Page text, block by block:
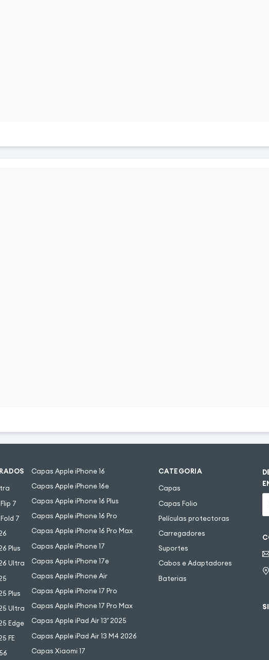
7
7
Plus
Ultra
Plus
Ultra
Edge
FE
Capas Apple iPhone 16
Capas Apple iPhone 16e
Capas Apple iPhone 16 Plus
Capas Apple iPhone 16 Pro
Capas Apple iPhone 16 Pro Max
Capas Apple iPhone 17
Capas Apple iPhone 17e
Capas Apple iPhone Air
Capas Apple iPhone 17 Pro
Capas Apple iPhone 17 Pro Max
Capas Apple iPad Air 13’ 2025
Capas Apple iPad Air 13 M4 2026
Capas Xiaomi 17
CATEGORIA
Capas
Capas Folio
Películas protectoras
Carregadores
Suportes
Cabos e Adaptadores
Baterias